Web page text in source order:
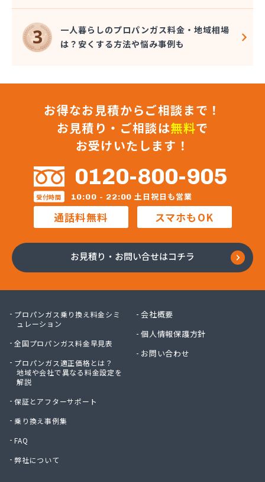
株式会社森山
株式会社星医療酸器
株式会社青路商会
株式会社石井商店
株式会社池田明商店
株式会社朝日屋商店
株式会社田口興産
株式会社田島 八王子営業所
株式会社田島商店
株式会社東京文化総業
株式会社栃木屋商店
株式会社内田商店
株式会社鍋屋斉藤商店
株式会社八木商店
株式会社福田屋
株式会社米沢商店
株式会社豊島商会
株式会社木村徳蔵商店
株式会社野口商店
株式会社柳屋
株式会社鈴木屋
関口商店
関東エア・ウォーター株式会社 府中営業所
一人暮らしのプロパンガス料金・地域相場
は？安くする方法や悩み事例も
お得なお見積からご相談まで！
お見積り・ご相談は無料で
お受けいたします！
0120-800-905
受付時間 10:00 - 22:00 土日祝日も営業
通話料無料 スマホもOK
お見積り・お問い合せはコチラ
プロパンガス乗り換え料金シミ
ュレーション
全国プロパンガス料金早見表
プロパンガス適正価格とは？
地域や会社で異なる料金設定を
解説
保証とアフターサポート
乗り換え事例集
FAQ
弊社について
会社概要
個人情報保護方針
お問い合わせ